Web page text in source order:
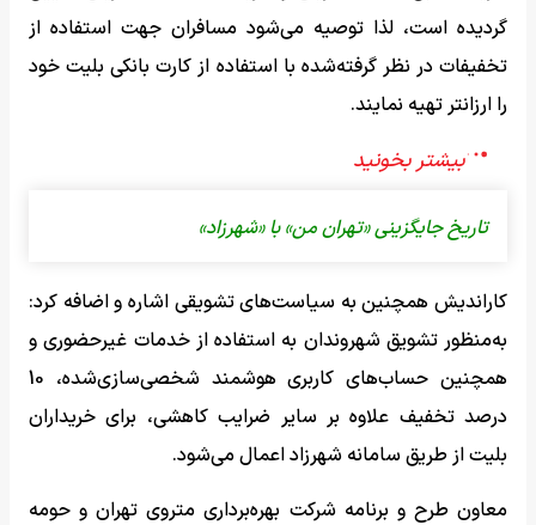
گردیده است، لذا توصیه می‌شود مسافران جهت استفاده از
تخفیفات در نظر گرفته‌شده با استفاده از کارت بانکی بلیت خود
را ارزانتر تهیه نمایند.
تاریخ جایگزینی «تهران من» با «شهرزاد»
کاراندیش همچنین به سیاست‌های تشویقی اشاره و اضافه کرد:
به‌منظور تشویق شهروندان به استفاده از خدمات غیرحضوری و
همچنین حساب‌های کاربری هوشمند شخصی‌سازی‌شده، 10
درصد تخفیف علاوه بر سایر ضرایب کاهشی، برای خریداران
بلیت از طریق سامانه شهرزاد اعمال می‌شود.
معاون طرح و برنامه شرکت بهره‌برداری متروی تهران و حومه